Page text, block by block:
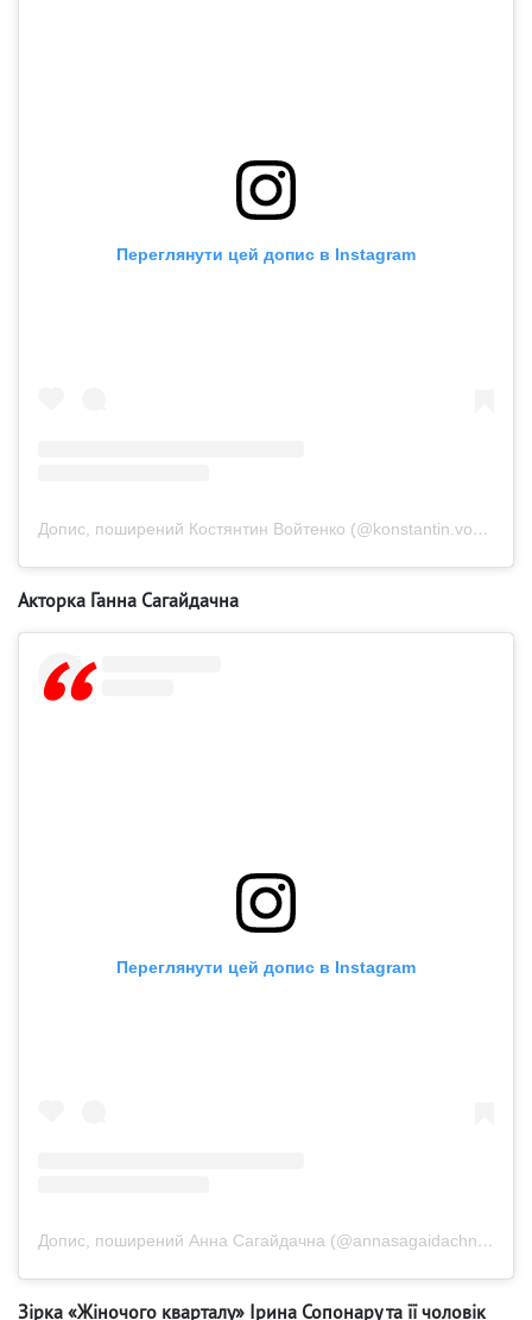
Переглянути цей допис в Instagram
Допис, поширений Костянтин Войтенко (@konstantin.voytenko)
Акторка Ганна Сагайдачна
Переглянути цей допис в Instagram
Допис, поширений Анна Сагайдачна (@annasagaidachnaya)
Зірка «Жіночого кварталу» Ірина Сопонару та її чоловік